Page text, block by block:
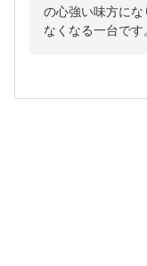
の心強い味方に
なくなる一台です